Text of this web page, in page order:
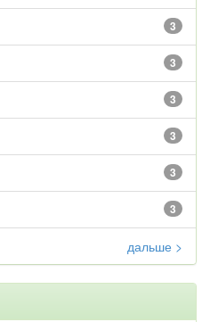
3
3
3
3
3
3
дальше >